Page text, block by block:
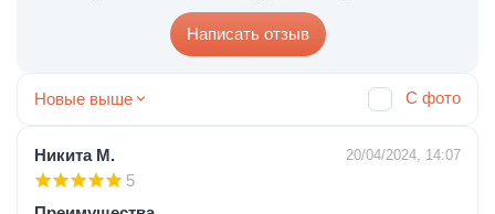
Написать отзыв
Новые выше С фото
Никита М. 20/04/2024, 14:07
5